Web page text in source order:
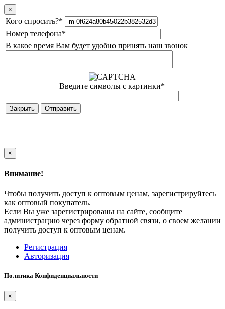
×
Кого спросить?*
Номер телефона*
В какое время Вам будет удобно принять наш звонок
Введите символы с картинки*
Закрыть
×
Внимание!
Чтобы получить доступ к оптовым ценам, зарегистрируйтесь
как оптовый покупатель.
Если Вы уже зарегистрированы на сайте, сообщите
администрацию через форму обратной связи, о своем желании
получить доступ к оптовым ценам.
Регистрация
Авторизация
Политика Конфиденциальности
×